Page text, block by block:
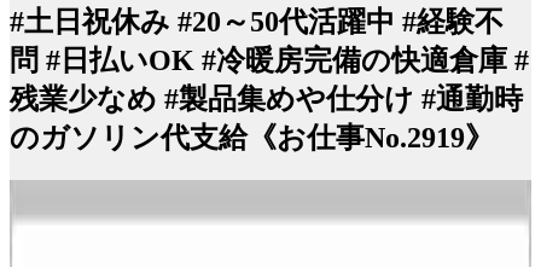
#土日祝休み #20～50代活躍中 #経験不
問 #日払いOK #冷暖房完備の快適倉庫 #
残業少なめ #製品集めや仕分け #通勤時
のガソリン代支給《お仕事No.2919》